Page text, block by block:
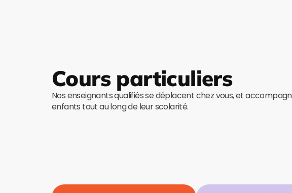
Cours particuliers
Nos enseignants qualifiés se déplacent chez vous, et
enfants tout au long de leur scolarité.